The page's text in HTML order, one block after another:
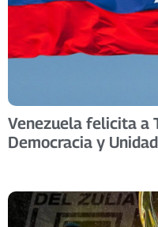
Venezuela felicita a
Democracia y Unidad